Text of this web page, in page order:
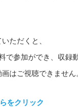
ただくと、
参加ができ、収録
はご視聴できません
をクリック